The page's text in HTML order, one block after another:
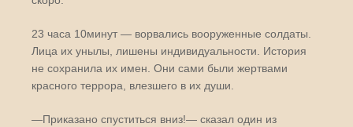
23 часа 10минут — ворвались вооруженные солдаты.
Лица их унылы, лишены индивидуальности. История
не сохранила их имен. Они сами были жертвами
красного террора, влезшего в их души.
—Приказано спуститься вниз!— сказал один из